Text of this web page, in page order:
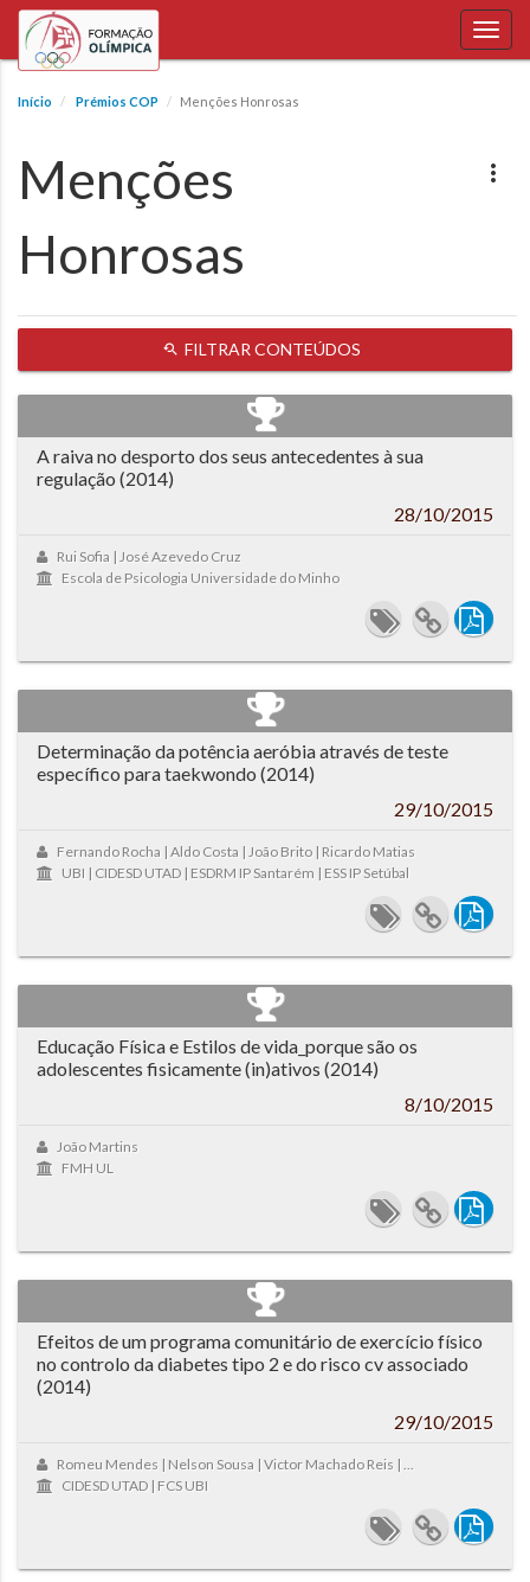
Início Prémios COP Menções Honrosas
Menções
Honrosas
FILTRAR CONTEÚDOS
A raiva no desporto dos seus antecedentes à sua
regulação (2014)
28/10/2015
Rui Sofia | José Azevedo Cruz
Escola de Psicologia Universidade do Minho
Determinação da potência aeróbia através de teste
específico para taekwondo (2014)
29/10/2015
Fernando Rocha | Aldo Costa | João Brito | Ricardo Matias
UBI | CIDESD UTAD | ESDRM IP Santarém | ESS IP Setúbal
Educação Física e Estilos de vida_porque são os
adolescentes fisicamente (in)ativos (2014)
8/10/2015
João Martins
FMH UL
Efeitos de um programa comunitário de exercício físico
no controlo da diabetes tipo 2 e do risco cv associado
(2014)
29/10/2015
Romeu Mendes | Nelson Sousa | Victor Machado Reis | ...
CIDESD UTAD | FCS UBI